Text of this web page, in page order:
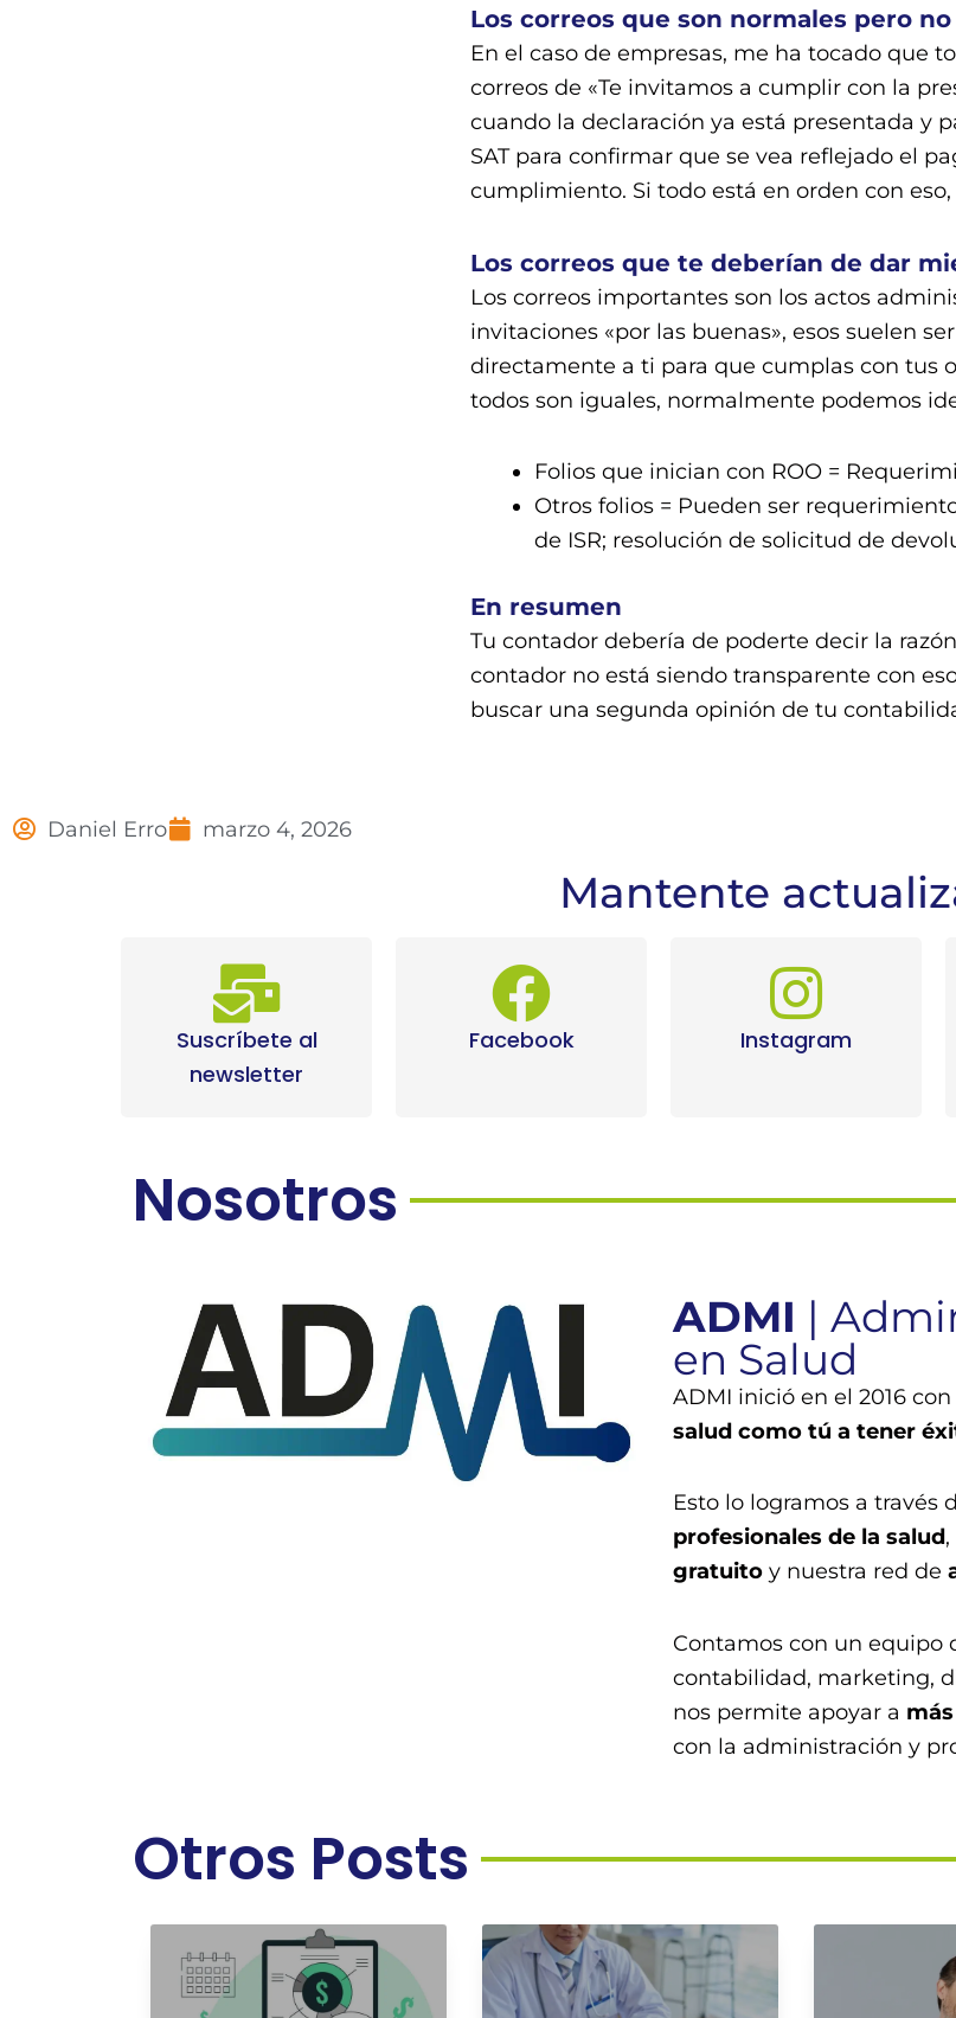
Los correos que son normales pero
En el caso de empresas, me ha tocado que
correos de «Te invitamos a cumplir con la
cuando la declaración ya está presentada y
SAT para confirmar que se vea reflejado el
cumplimiento. Si todo está en orden con
Los correos que te deberían de dar
Los correos importantes son los actos
invitaciones «por las buenas», esos suelen
directamente a ti para que cumplas con tus
todos son iguales, normalmente podemos
Folios que inician con ROO =
Otros folios = Pueden ser
de ISR; resolución de solicitud de
En resumen
Tu contador debería de poderte decir la
contador no está siendo transparente con
buscar una segunda opinión de tu
Daniel Erro marzo 4, 2026
Mantente
Suscríbete al
newsletter
Facebook Instagram
Nosotros
ADMI |
en Salud
ADMI inició en el 2016
salud como tú a tener
Esto lo logramos a través
profesionales de la salud
gratuito y nuestra red de
Contamos con un equipo
contabilidad, marketing,
nos permite apoyar a
con la administración y
Otros Posts